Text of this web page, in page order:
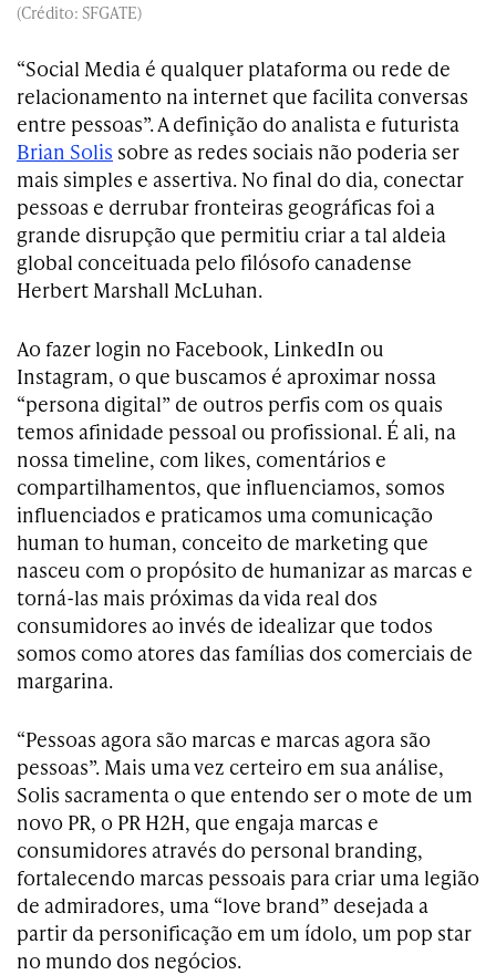
(Crédito: SFGATE)
“Social Media é qualquer plataforma ou rede de
relacionamento na internet que facilita conversas
entre pessoas”. A definição do analista e futurista
Brian Solis sobre as redes sociais não poderia ser
mais simples e assertiva. No final do dia, conectar
pessoas e derrubar fronteiras geográficas foi a
grande disrupção que permitiu criar a tal aldeia
global conceituada pelo filósofo canadense
Herbert Marshall McLuhan.
Ao fazer login no Facebook, LinkedIn ou
Instagram, o que buscamos é aproximar nossa
“persona digital” de outros perfis com os quais
temos afinidade pessoal ou profissional. É ali, na
nossa timeline, com likes, comentários e
compartilhamentos, que influenciamos, somos
influenciados e praticamos uma comunicação
human to human, conceito de marketing que
nasceu com o propósito de humanizar as marcas e
torná-las mais próximas da vida real dos
consumidores ao invés de idealizar que todos
somos como atores das famílias dos comerciais de
margarina.
“Pessoas agora são marcas e marcas agora são
pessoas”. Mais uma vez certeiro em sua análise,
Solis sacramenta o que entendo ser o mote de um
novo PR, o PR H2H, que engaja marcas e
consumidores através do personal branding,
fortalecendo marcas pessoais para criar uma legião
de admiradores, uma “love brand” desejada a
partir da personificação em um ídolo, um pop star
no mundo dos negócios.